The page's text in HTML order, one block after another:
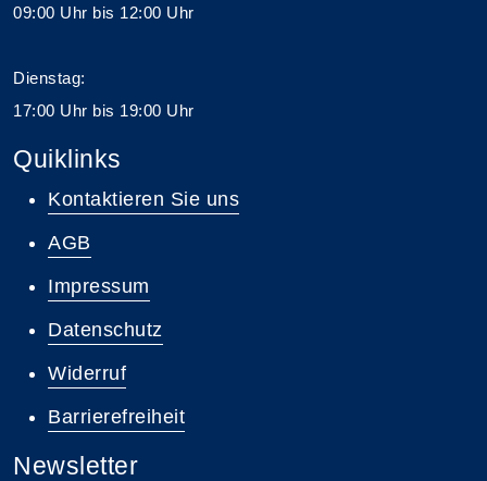
09:00 Uhr bis 12:00 Uhr
Dienstag:
17:00 Uhr bis 19:00 Uhr
Quiklinks
Kontaktieren Sie uns
AGB
Impressum
Datenschutz
Widerruf
Barrierefreiheit
Newsletter